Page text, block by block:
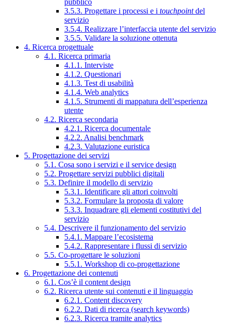
pubblico
3.5.3. Progettare i processi e i touchpointdel
servizio
3.5.4. Realizzare l’interfaccia utente del servizio
3.5.5. Validare la soluzione ottenuta
4. Ricerca progettuale
4.1. Ricerca primaria
4.1.1. Interviste
4.1.2. Questionari
4.1.3. Test di usabilità
4.1.4. Web analytics
4.1.5. Strumenti di mappatura dell’esperienza
utente
4.2. Ricerca secondaria
4.2.1. Ricerca documentale
4.2.2. Analisi benchmark
4.2.3. Valutazione euristica
5. Progettazione dei servizi
5.1. Cosa sono i servizi e il service design
5.2. Progettare servizi pubblici digitali
5.3. Definire il modello di servizio
5.3.1. Identificare gli attori coinvolti
5.3.2. Formulare la proposta di valore
5.3.3. Inquadrare gli elementi costitutivi del
servizio
5.4. Descrivere il funzionamento del servizio
5.4.1. Mappare l’ecosistema
5.4.2. Rappresentare i flussi di servizio
5.5. Co-progettare le soluzioni
5.5.1. Workshop di co-progettazione
6. Progettazione dei contenuti
6.1. Cos’è il content design
6.2. Ricerca utente sui contenuti e il linguaggio
6.2.1. Content discovery
6.2.2. Dati di ricerca (search keywords)
6.2.3. Ricerca tramite analytics